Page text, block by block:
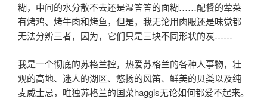
糊，中间的水分散不去还是湿答答的面糊……配餐的荤菜
有烤鸡、烤牛肉和烤鱼，但是，我无论用肉眼还是味觉都
无法分辨三者，因为，它们只是三块不同形状的炭……
我是一个彻底的苏格兰控，热爱苏格兰的各种人事物，壮
观的高地、迷人的湖区、悠扬的风笛、鲜美的贝类以及纯
麦威士忌，唯独苏格兰的国菜haggis无论如何都爱不起来。